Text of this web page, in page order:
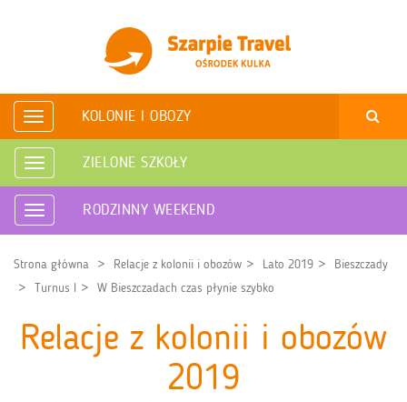
Rozwiń
nawigację
KOLONIE I OBOZY
Rozwiń
nawigację
ZIELONE SZKOŁY
Rozwiń
nawigację
RODZINNY WEEKEND
Strona główna Relacje z kolonii i obozów Lato 2019
Bieszczady
Turnus I
W Bieszczadach czas płynie szybko
Relacje z kolonii i obozów
2019